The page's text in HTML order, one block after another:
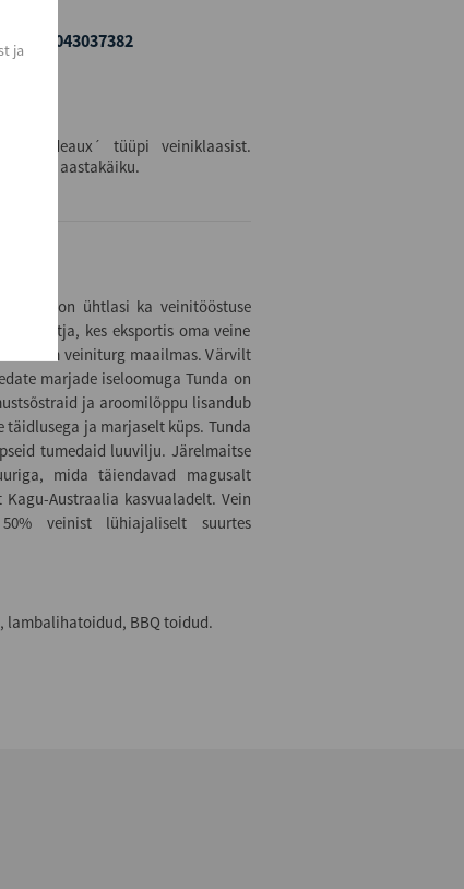
9311043037382
bordeaux´ tüüpi veiniklaasist.
veini aastakäiku.
on ühtlasi ka veinitööstuse
kes eksportis oma veine
olulisem veiniturg maailmas. Värvilt
marjade iseloomuga Tunda on
ja aroomilõppu lisandub
täidlusega ja marjaselt küps. Tunda
tumedaid luuvilju. Järelmaitse
mida täiendavad magusalt
Austraalia kasvualadelt. Vein
veinist lühiajaliselt suurtes
BBQ toidud.
ja